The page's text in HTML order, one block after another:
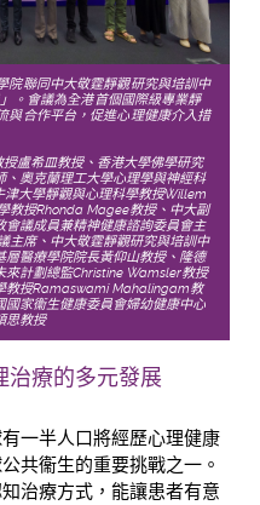
院聯同中大敬霆靜觀研究與培訓中
。會議為全港首個國際級專業靜
與合作平台，促進心理健康介入措
盧希皿教授、香港大學佛學研究
奧克蘭理工大學心理學與神經科
大學靜觀與心理科學教授Willem
教授Rhonda Magee教授、中大副
議成員兼精神健康諮詢委員會主
主席、中大敬霆靜觀研究與培訓中
醫療學院院長黃仰山教授、隆德
計劃總監Christine Wamsler教授
教授Ramaswami Mahalingam教
家衞生健康委員會婦幼健康中心
思教授
治療的多元發展
一半人口將經歷心理健康
共衞生的重要挑戰之一。
治療方式，能讓患者有意